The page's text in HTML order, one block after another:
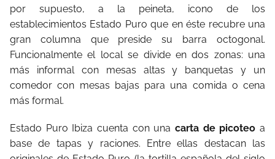
por supuesto, a la peineta, icono de los
establecimientos Estado Puro que en éste recubre una
gran columna que preside su barra octogonal.
Funcionalmente el local se divide en dos zonas: una
más informal con mesas altas y banquetas y un
comedor con mesas bajas para una comida o cena
más formal.
Estado Puro Ibiza cuenta con una carta de picoteo a
base de tapas y raciones. Entre ellas destacan las